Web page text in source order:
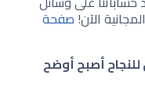
الآن!صفحة
أصبح أوضح